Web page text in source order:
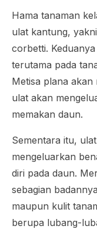
Hama tanaman
ulat kantung, yakni
corbetti.
terutama pada
Metisa plana akan
ulat akan
memakan daun.
Sementara itu,
mengeluarkan
diri pada daun.
sebagian
maupun kulit
berupa lubang-